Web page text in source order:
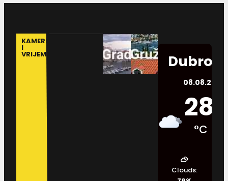
KAMERE
I
VRIJEME
08.08.2026.
28
°C
Clouds: